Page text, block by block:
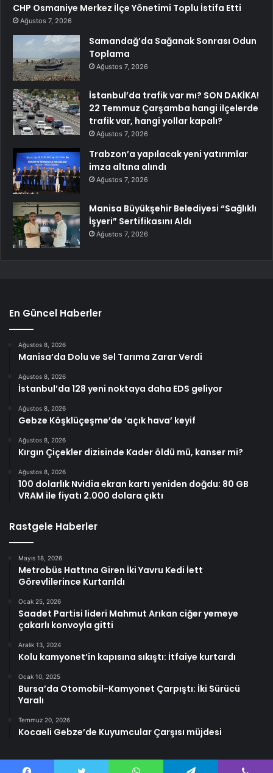
CHP Osmaniye Merkez İlçe Yönetimi Toplu İstifa Etti
Ağustos 7, 2026
Samandağ’da Sağanak Sonrası Odun
Toplama
Ağustos 7, 2026
İstanbul’da trafik var mı? SON DAKİKA!
22 Temmuz Çarşamba hangi ilçelerde
trafik var, hangi yollar kapalı?
Ağustos 7, 2026
Trabzon’a yapılacak yeni yatırımlar
imza altına alındı
Ağustos 7, 2026
Manisa Büyükşehir Belediyesi “Sağlıklı
İşyeri” Sertifikasını Aldı
Ağustos 7, 2026
En Güncel Haberler
Ağustos 8, 2026
Manisa’da Dolu ve Sel Tarıma Zarar Verdi
Ağustos 8, 2026
İstanbul’da 128 yeni noktaya daha EDS geliyor
Ağustos 8, 2026
Gebze Köşklüçeşme’de ‘açık hava’ keyif
Ağustos 8, 2026
Kırgın Çiçekler dizisinde Kader öldü mü, kanser mi?
Ağustos 8, 2026
100 dolarlık Nvidia ekran kartı yeniden doğdu: 80 GB
VRAM ile fiyatı 2.000 dolara çıktı
Rastgele Haberler
Mayıs 18, 2026
Metrobüs Hattına Giren İki Yavru Kedi İett
Görevlilerince Kurtarıldı
Ocak 25, 2026
Saadet Partisi lideri Mahmut Arıkan ciğer yemeye
çakarlı konvoyla gitti
Aralık 13, 2024
Kolu kamyonet’in kapısına sıkıştı: İtfaiye kurtardı
Ocak 10, 2025
Bursa’da Otomobil-Kamyonet Çarpıştı: İki Sürücü
Yaralı
Temmuz 20, 2026
Kocaeli Gebze’de Kuyumcular Çarşısı müjdesi